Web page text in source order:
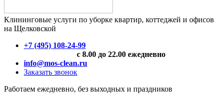
Клининговые услуги по уборке квартир, коттеджей и офисов
на Щелковской
+7 (495) 108-24-99
с 8.00 до 22.00 ежедневно
info@mos-clean.ru
Заказать звонок
Работаем ежедневно, без выходных и праздников